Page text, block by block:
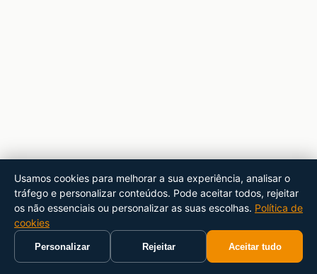
Usamos cookies para melhorar a sua experiência, analisar o
tráfego e personalizar conteúdos. Pode aceitar todos, rejeitar
os não essenciais ou personalizar as suas escolhas. Política de
cookies
Personalizar Rejeitar Aceitar tudo